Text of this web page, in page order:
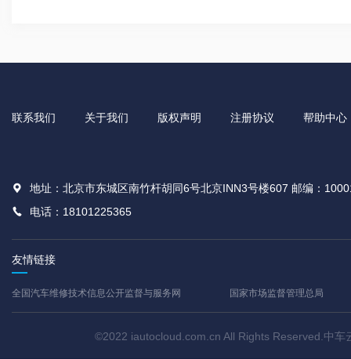
联系我们 关于我们 版权声明 注册协议 帮助中心
地址：北京市东城区南竹杆胡同6号北京INN3号楼607 邮编：
电话：18101225365
友情链接
全国汽车维修技术信息公开监督与服务网 国家市场监督管理总局
©2022 iautocloud.com.cn All Rights Reserved.中